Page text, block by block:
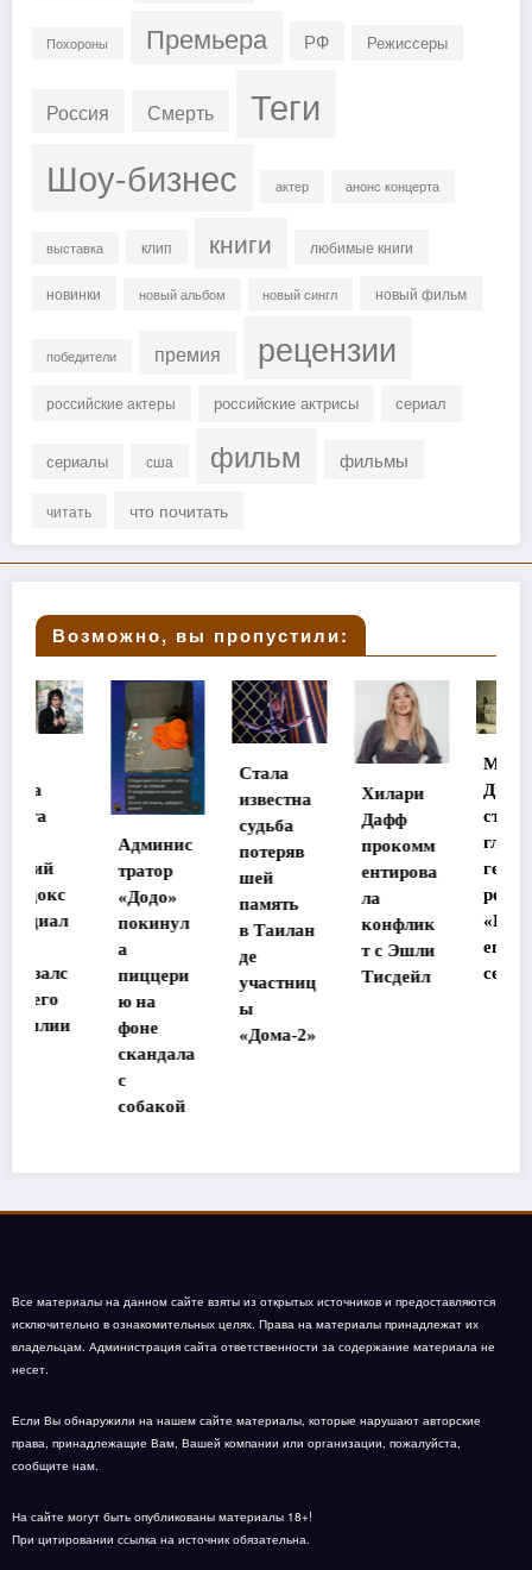
Похороны Премьера РФ Режиссеры
Россия Смерть Теги
Шоу-бизнес актер анонс концерта
выставка клип книги любимые книги
новинки новый альбом новый сингл новый фильм
победители премия рецензии
российские актеры российские актрисы сериал
сериалы сша фильм фильмы
читать что почитать
Возможно, вы пропустили:
тратор
«Додо»
покинул
пиццери
ю на
фоне
скандала
Стала
известна
потеряв
шей
память
в Таилан
участниц
«Дома-2»
Хилари
Дафф
прокомм
ентирова
ла
конфлик
т с Эшли
Тисдейл
Мэтт
Диллон
главным
героем
«Великол
епной
семерки»
Все материалы на данном сайте взяты из открытых источников и предоставляются
исключительно в ознакомительных целях. Права на материалы принадлежат их
владельцам. Администрация сайта ответственности за содержание материала не
несет.
Если Вы обнаружили на нашем сайте материалы, которые нарушают авторские
права, принадлежащие Вам, Вашей компании или организации, пожалуйста,
сообщите нам.
На сайте могут быть опубликованы материалы 18+!
При цитировании ссылка на источник обязательна.